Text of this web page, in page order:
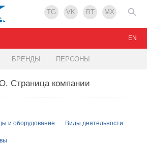
TG VK RT MX
БРЕНДЫ ПЕРСОНЫ
EN
. Страница компании
и оборудование Виды деятельности